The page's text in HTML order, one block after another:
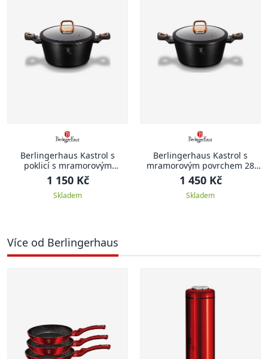
Berlingerhaus Kastrol s
poklicí s mramorovým
povrchem 20 cm Black Rose
Collection
1 150 Kč
Skladem
Berlingerhaus Kastrol s
mramorovým povrchem 28
cm Black Rose Collection
1 450 Kč
Skladem
Více od Berlingerhaus